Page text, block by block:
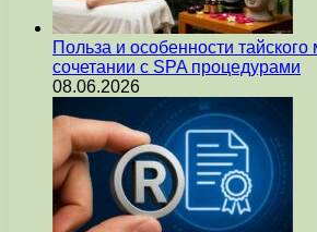
Польза и особенности
сочетании с SPA процедурами
08.06.2026